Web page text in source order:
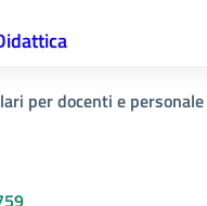
per docenti e personale